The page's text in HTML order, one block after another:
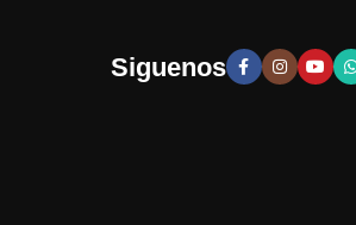
Siguenos